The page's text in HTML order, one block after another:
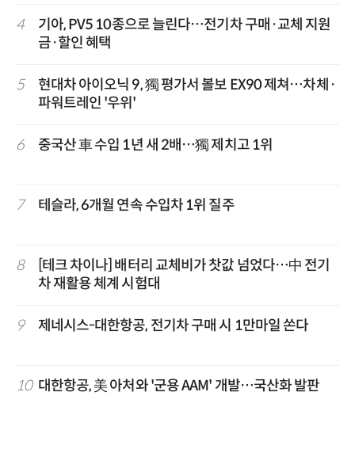
4
기아, PV5 10종으로 늘린다…전기차 구매·교체 지원
금·할인 혜택
5
현대차 아이오닉 9, 獨 평가서 볼보 EX90 제쳐…차체·
파워트레인 '우위'
6 중국산 車 수입 1년 새 2배…獨 제치고 1위
7 테슬라, 6개월 연속 수입차 1위 질주
8
[테크 차이나] 배터리 교체비가 찻값 넘었다…中 전기
차 재활용 체계 시험대
9 제네시스-대한항공, 전기차 구매 시 1만마일 쏜다
10 대한항공, 美 아처와 '군용 AAM' 개발…국산화 발판